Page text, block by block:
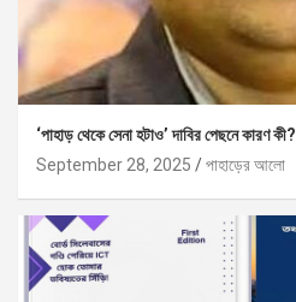
‘পাহাড় থেকে সেনা হটাও’ দাবির পেছনে কারণ কী?
September 28, 2025
পাহাড়ের আলো